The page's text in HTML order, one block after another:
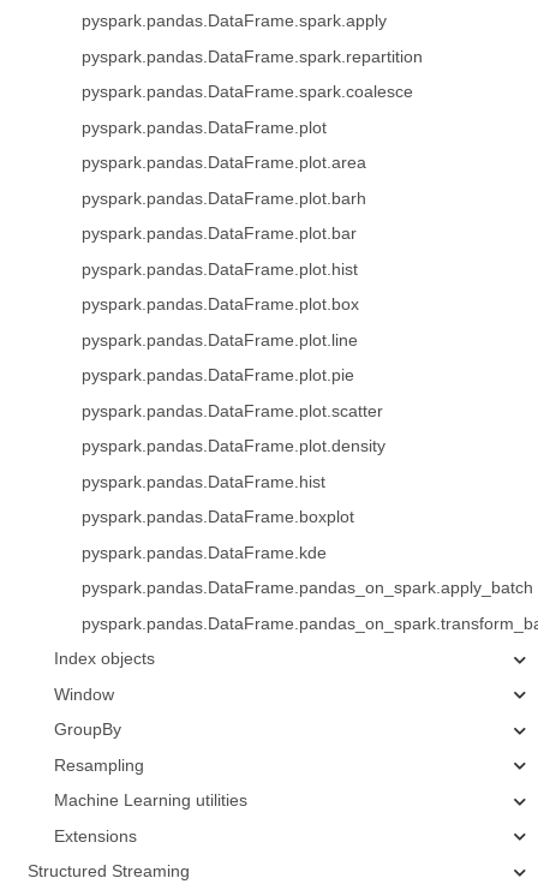
pyspark.pandas.DataFrame.spark.apply
pyspark.pandas.DataFrame.spark.repartition
pyspark.pandas.DataFrame.spark.coalesce
pyspark.pandas.DataFrame.plot
pyspark.pandas.DataFrame.plot.area
pyspark.pandas.DataFrame.plot.barh
pyspark.pandas.DataFrame.plot.bar
pyspark.pandas.DataFrame.plot.hist
pyspark.pandas.DataFrame.plot.box
pyspark.pandas.DataFrame.plot.line
pyspark.pandas.DataFrame.plot.pie
pyspark.pandas.DataFrame.plot.scatter
pyspark.pandas.DataFrame.plot.density
pyspark.pandas.DataFrame.hist
pyspark.pandas.DataFrame.boxplot
pyspark.pandas.DataFrame.kde
pyspark.pandas.DataFrame.pandas_on_spark.apply_batch
Index objects
Window
GroupBy
Resampling
Machine Learning utilities
Extensions
Structured Streaming